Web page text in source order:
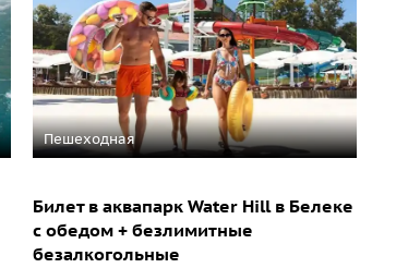
Пешеходная
Билет в аквапарк Water Hill в Белеке
с обедом + безлимитные
безалкогольные